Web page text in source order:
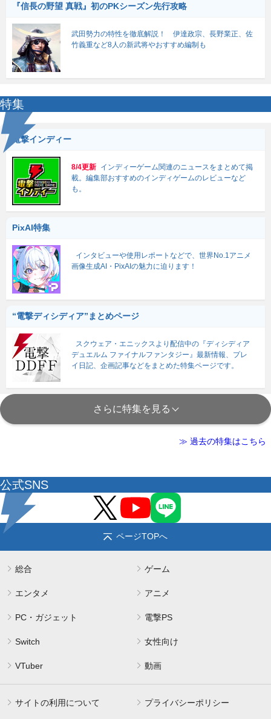
『信長の野望 真戦』初のPKシーズン先行攻略
武田勢力の特性を徹底解説！ 伊達政宗、長野業正、佐
竹義重など8人の新武将やおすすめ編制も
特集
電撃インディー
8/4更新 インディーゲーム関連のニュースをまとめて掲
載。編集部おすすめのインディゲームのレビューなど
も。
PixAI特集
インタビューや使用レポートなどで、世界No.1アニメ
画像生成AI・PixAIの魅力に迫ります！
“電撃ディシディア”まとめページ
スクウェア・エニックスより配信中の『ディシディア
デュエルム ファイナルファンタジー』最新情報、プレ
イ日記、企画記事などをまとめた特集ページです。
さらに特集を見る
≫ 過去の特集はこちら
公式SNS
ページTOPへ
総合 ゲーム
エンタメ アニメ
PC・ガジェット 電撃PS
Switch 女性向け
VTuber 動画
サイトの利用について プライバシーポリシー